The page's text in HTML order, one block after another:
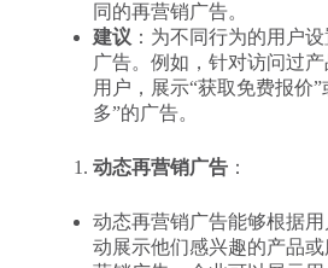
同的再营销广告。
建议 ：为不同行为的用户
广告。例如，针对访问过
用户，展示“获取免费报价”
多”的广告。
动态再营销广告：
动态再营销广告能够根据
动展示他们感兴趣的产品